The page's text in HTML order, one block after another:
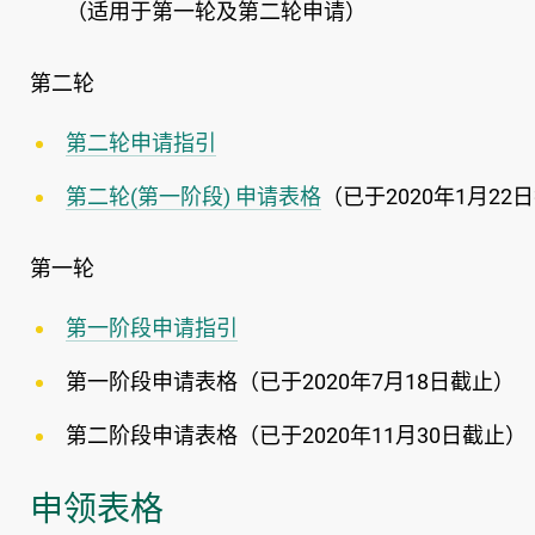
（适用于第一轮及第二轮申请）
第二轮
第二轮申请指引
第二轮(第一阶段) 申请表格 （已于2020年1月22
第一轮
第一阶段申请指引
第一阶段申请表格（已于2020年7月18日截止）
第二阶段申请表格（已于2020年11月30日截止）
申领表格